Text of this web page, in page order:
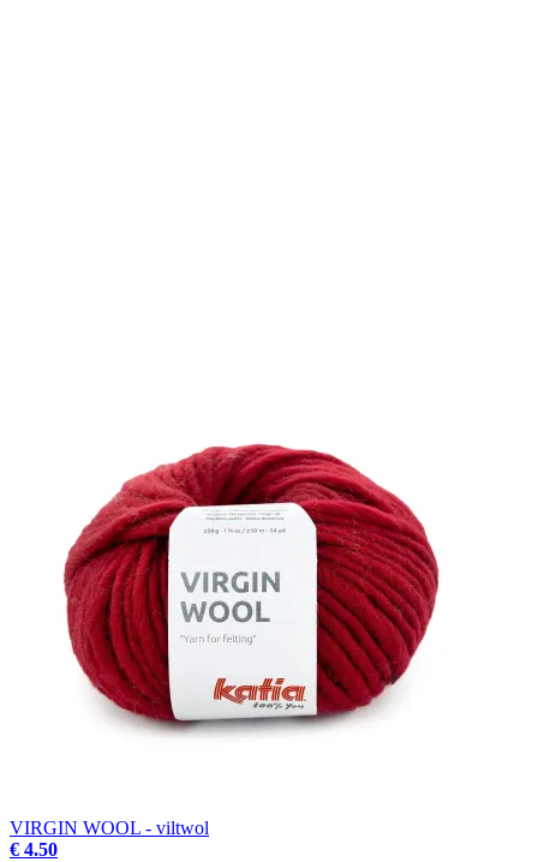
VIRGIN WOOL - viltwol
€ 4.50